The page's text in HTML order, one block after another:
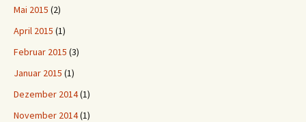
Mai 2015 (2)
April 2015 (1)
Februar 2015 (3)
Januar 2015 (1)
Dezember 2014(1)
November 2014(1)